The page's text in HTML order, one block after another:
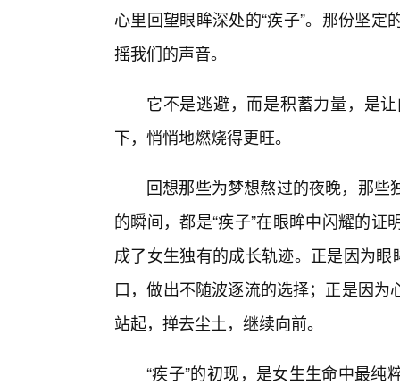
心里回望眼眸深处的“疾子”。那份坚
摇我们的声音。
它不是逃避，而是积蓄力量，是
下，悄悄地燃烧得更旺。
回想那些为梦想熬过的夜晚，那
的瞬间，都是“疾子”在眼眸中闪耀的
成了女生独有的成长轨迹。正是因为
口，做出不随波逐流的选择；正是因
站起，掸去尘土，继续向前。
“疾子”的初现，是女生生命中最